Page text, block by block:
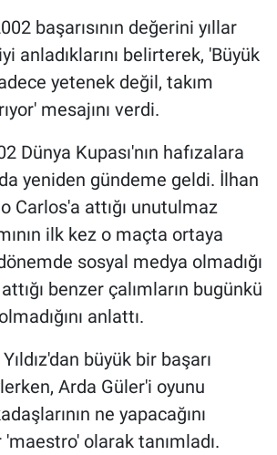
başarısının değerini yıllar
anladıklarını belirterek, 'Büyük
yetenek değil, takım
mesajını verdi.
Dünya Kupası'nın hafızalara
yeniden gündeme geldi. İlhan
Carlos'a attığı unutulmaz
ilk kez o maçta ortaya
dönemde sosyal medya olmadığı
benzer çalımların bugünkü
anlattı.
büyük bir başarı
Arda Güler'i oyunu
ne yapacağını
olarak tanımladı.